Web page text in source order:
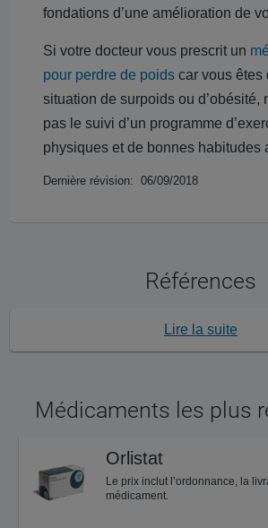
fondations d’une amélioration de
Si votre docteur vous prescrit un
pour perdre de poids car vous êtes
situation de surpoids ou d’obésité,
pas le suivi d’un programme
physiques et de bonnes habitudes
Dernière révision: 06/09/2018
Références
Lire la suite
Médicaments les plus
Orlistat
Le prix inclut l’ordonnance, la
médicament.